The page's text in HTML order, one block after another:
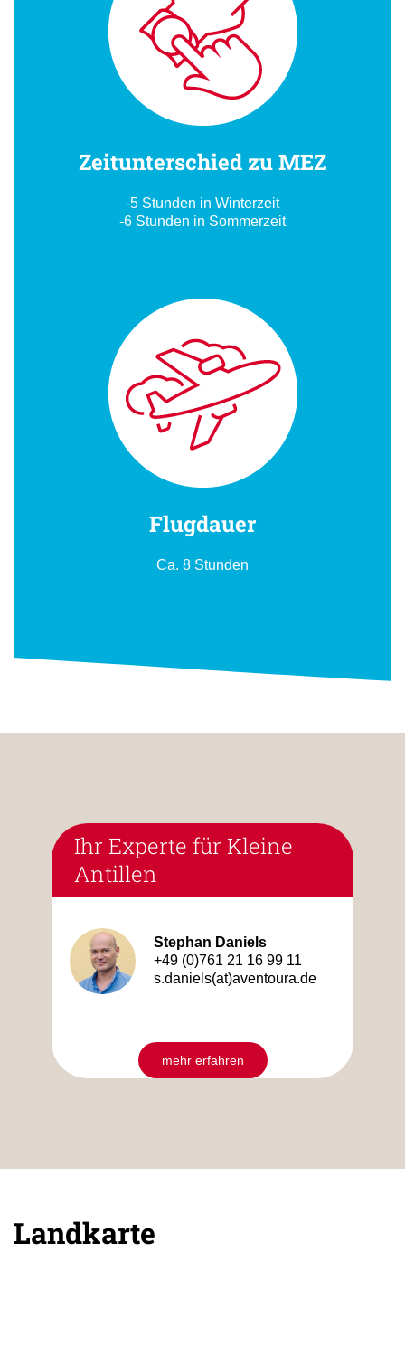
Zeitunterschied zu MEZ
-5 Stunden in Winterzeit
-6 Stunden in Sommerzeit
Flugdauer
Ca. 8 Stunden
Ihr Experte für Kleine
Antillen
Stephan Daniels
+49 (0)761 21 16 99 11
s.daniels(at)aventoura.de
mehr erfahren
Landkarte